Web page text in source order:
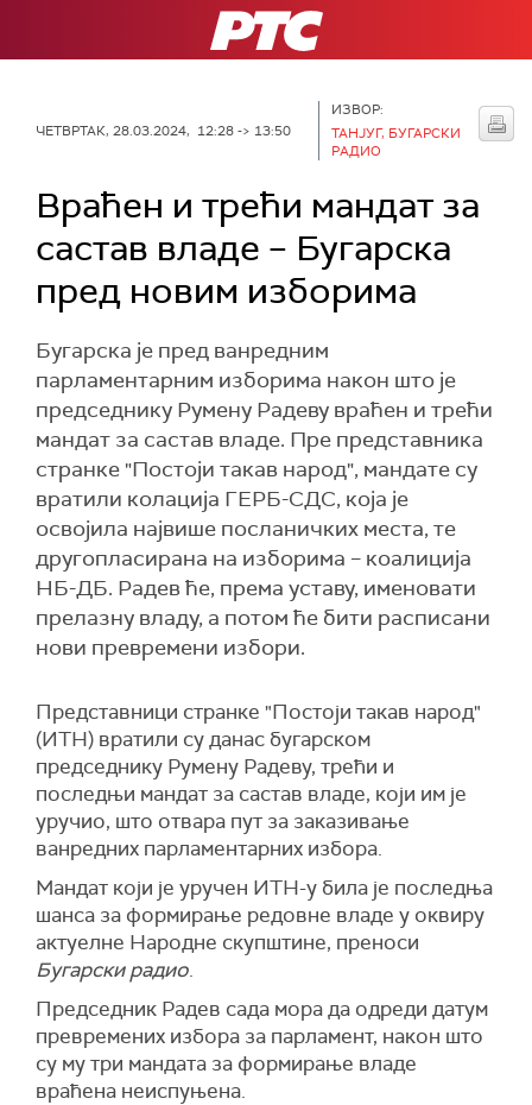
РТС
ЧЕТВРТАК, 28.03.2024, 12:28 -> 13:50
ИЗВОР:
ТАНЈУГ, БУГАРСКИ
РАДИО
Враћен и трећи мандат за
састав владе – Бугарска
пред новим изборима
Бугарска је пред ванредним
парламентарним изборима након што је
председнику Румену Радеву враћен и трећи
мандат за састав владе. Пре представника
странке "Постоји такав народ", мандате су
вратили колација ГЕРБ-СДС, која је
освојила највише посланичких места, те
другопласирана на изборима – коалиција
НБ-ДБ. Радев ће, према уставу, именовати
прелазну владу, а потом ће бити расписани
нови превремени избори.
Представници странке "Постоји такав народ"
(ИТН) вратили су данас бугарском
председнику Румену Радеву, трећи и
последњи мандат за састав владе, који им је
уручио, што отвара пут за заказивање
ванредних парламентарних избора.
Мандат који је уручен ИТН-у била је последња
шанса за формирање редовне владе у оквиру
актуелне Народне скупштине, преноси
Бугарски радио.
Председник Радев сада мора да одреди датум
превремених избора за парламент, након што
су му три мандата за формирање владе
враћена неиспуњена.